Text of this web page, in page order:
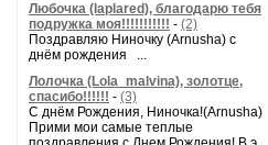
Любочка (laplared), благодарю тебя
подружка моя!!!!!!!!!!! - (2)
Поздравляю Ниночку (Arnusha) с
днём рождения ...
Лолочка (Lola_malvina), золотце,
спасибо!!!!!! - (3)
С днём Рождения, Ниночка!(Аrnusha)
Прими мои самые теплые